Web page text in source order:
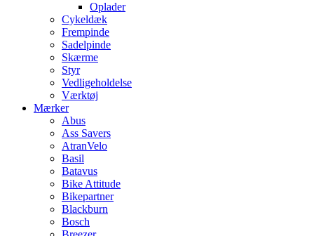
Oplader
Cykeldæk
Frempinde
Sadelpinde
Skærme
Styr
Vedligeholdelse
Værktøj
Mærker
Abus
Ass Savers
AtranVelo
Basil
Batavus
Bike Attitude
Bikepartner
Blackburn
Bosch